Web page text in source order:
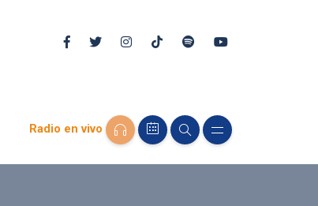
Radio en vivo